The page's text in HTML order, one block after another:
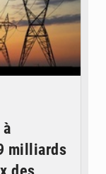
milliards